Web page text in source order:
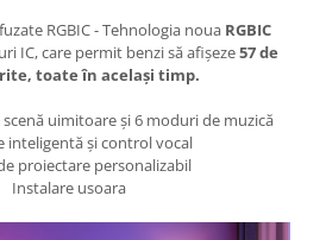
RGBIC - Tehnologia noua RGBIC
IC, care permit benzi să afișeze57 de
toate în același timp.
uimitoare și 6 moduri de muzică
și control vocal
proiectare personalizabil
Instalare usoara